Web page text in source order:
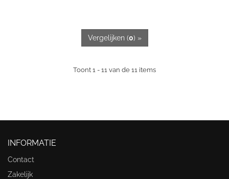
Vergelijken (0) »
Toont 1 - 11 van de 11 items
INFORMATIE
Contact
Zakelijk